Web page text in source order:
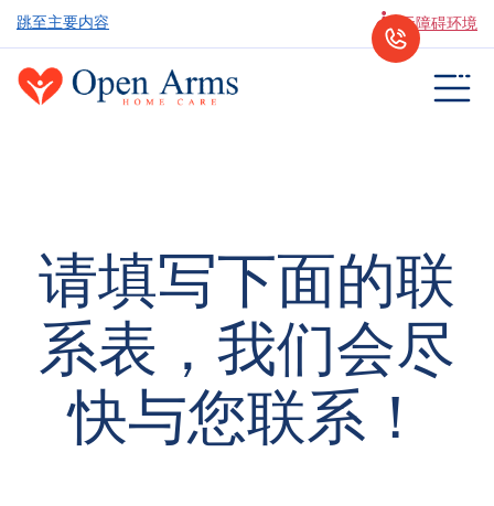
跳至主要内容 无障碍环境
请填写下面的联
系表，我们会尽
快与您联系！